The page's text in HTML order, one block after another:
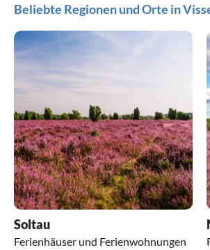
Beliebte Regionen und Orte in
Soltau
Ferienhäuser und Ferienwohnungen